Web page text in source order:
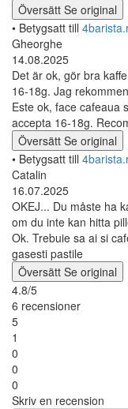
Översätt Se original
• Betygsatt till
Gheorghe
14.08.2025
Det är ok, gör bra
16-18g. Jag
Este ok, face cafeaua
accepta 16-18g.
Översätt Se original
• Betygsatt till
Catalin
16.07.2025
OKEJ... Du måste ha
om du inte kan hitta
Ok. Trebuie sa ai si
gasesti pastile
Översätt Se original
4.8/5
6 recensioner
5
1
0
0
0
Skriv en recension